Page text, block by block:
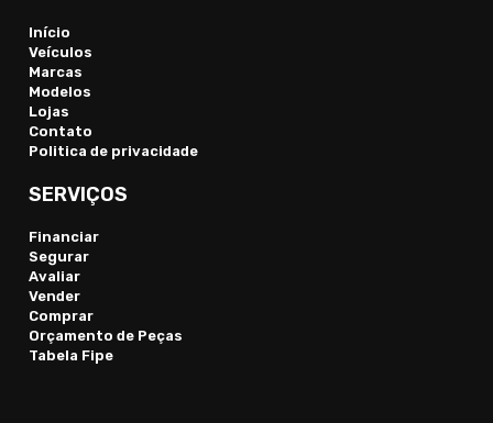
Início
Veículos
Marcas
Modelos
Lojas
Contato
Politica de privacidade
SERVIÇOS
Financiar
Segurar
Avaliar
Vender
Comprar
Orçamento de Peças
Tabela Fipe